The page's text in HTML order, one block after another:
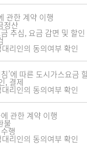
관한 계약 이행
정산
추심, 요금 감면 및 할인
리인의 동의여부 확인
’에 따른 도시가스요금
, 결제
리인의 동의여부 확인
관한 계약 이행
불
행
리인의 동의여부 확인